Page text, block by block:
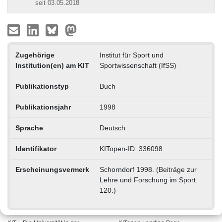
seit 03.05.2018
Zugehörige
Institution(en) am KIT
Institut für Sport und
Sportwissenschaft (IfSS)
Publikationstyp Buch
Publikationsjahr 1998
Sprache Deutsch
Identifikator KITopen-ID: 336098
Erscheinungsvermerk
Schorndorf 1998. (Beiträge zur
Lehre und Forschung im Sport.
120.)